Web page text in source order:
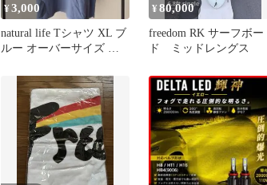
¥3,000
natural life Tシャツ XL ブ
ルー オーバーサイズ 半
¥80,000
freedom RK サーフボー
ド ミッドレングス